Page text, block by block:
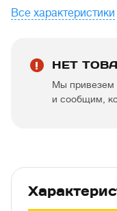
Все характеристики
НЕТ
Мы привезем
и сообщим,